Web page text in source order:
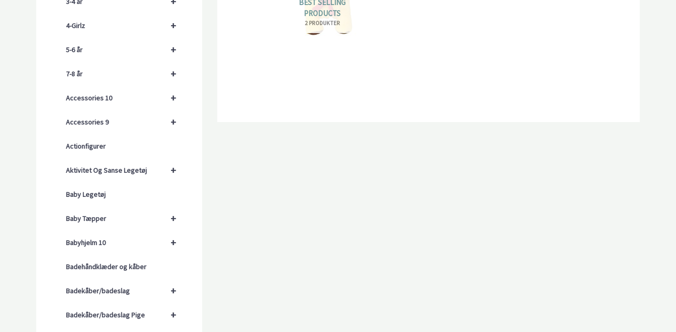
+
4-Girlz
+
5-6 år
+
7-8 år
+
Accessories 10
+
Accessories 9
Actionfigurer
+
Aktivitet Og Sanse Legetøj
Baby Legetøj
+
Baby Tæpper
+
Babyhjelm 10
Badehåndklæder og kåber
+
Badekåber/badeslag
+
Badekåber/badeslag Pige
BEST SELLING
PRODUCTS
2 PRODUKTER